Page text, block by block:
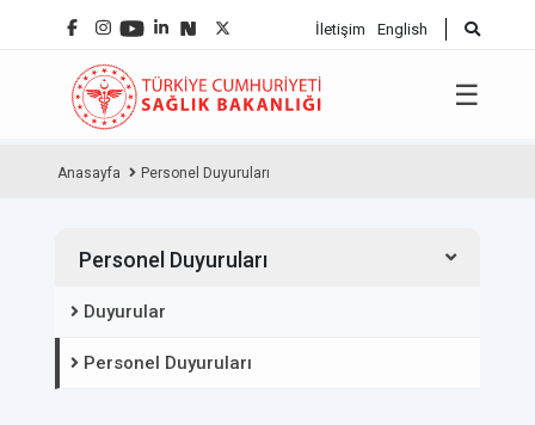
İletişim English
☰
Anasayfa Personel Duyuruları
Personel Duyuruları
Duyurular
Personel Duyuruları